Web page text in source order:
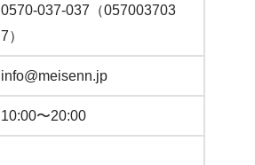
0570-037-037（057003703
7）
info@meisenn.jp
10:00〜20:00